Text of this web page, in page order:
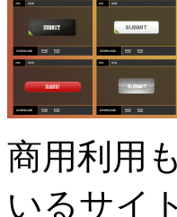
商用利用
いるサイ